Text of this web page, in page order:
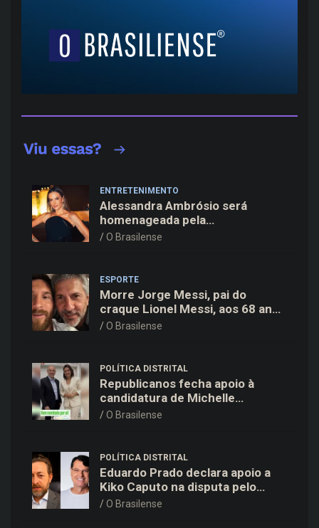
ENTRETENIMENTO
Alessandra Ambrósio será
homenageada pela
BrazilFoundation no New York
O Brasilense
ESPORTE
Morre Jorge Messi, pai do
craque Lionel Messi, aos 68 anos
na Argentina
O Brasilense
POLÍTICA DISTRITAL
Republicanos fecha apoio à
candidatura de Michelle
Bolsonaro ao Senado no DF
O Brasilense
POLÍTICA DISTRITAL
Eduardo Prado declara apoio a
Kiko Caputo na disputa pelo
Governo do Distrito Federal
O Brasilense